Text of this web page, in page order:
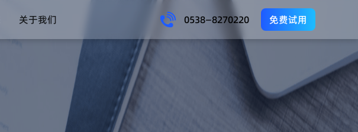
关于我们 0538—8270220 免费试用